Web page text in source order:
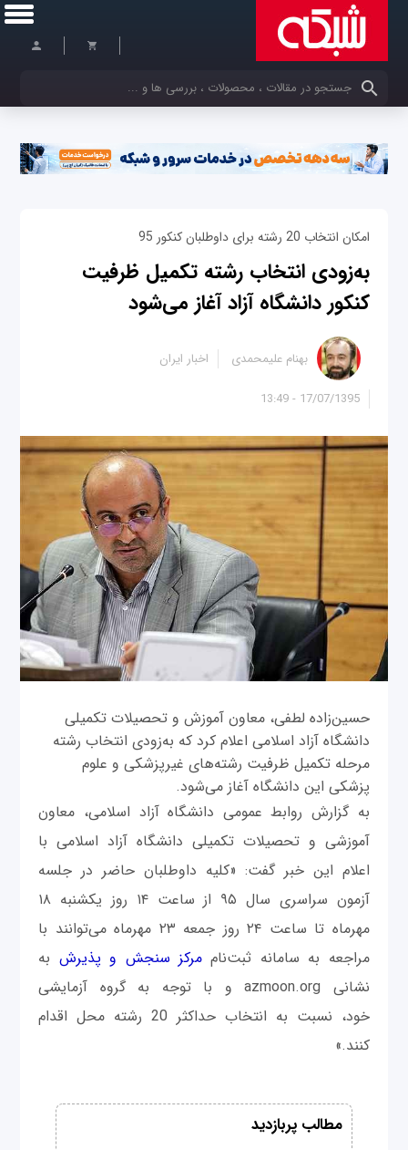
کلمات کلیدی خود را وارد کنید
امکان انتخاب 20 رشته برای داوطلبان کنکور 95
به‌زودی انتخاب رشته تکمیل ظرفیت
کنکور دانشگاه آزاد آغاز می‌شود
17/07/1395 - 13:49
بهنام علیمحمدی اخبار ایران
حسین‌زاده لطفی، معاون آموزش و تحصیلات تکمیلی
دانشگاه آزاد اسلامی اعلام کرد که به‌زودی انتخاب رشته
مرحله تکمیل ظرفیت رشته‌های غیرپزشکی و علوم
پزشکی این دانشگاه آغاز می‌شود.
به گزارش روابط عمومی دانشگاه آزاد اسلامی، معاون
آموزشی و تحصیلات تکمیلی دانشگاه آزاد اسلامی با
اعلام این خبر گفت: «کلیه داوطلبان حاضر در جلسه
آزمون سراسری سال ۹۵ از ساعت ۱۴ روز یکشنبه ۱۸
مهرماه تا ساعت ۲۴ روز جمعه ۲۳ مهر‌ماه می‌توانند با
مراجعه به سامانه ثبت‌نام مرکز سنجش و پذیرش به
نشانی azmoon.org و با توجه به گروه آزمایشی
خود، نسبت به انتخاب حداکثر 20 رشته محل اقدام
کنند.»
مطالب پربازدید